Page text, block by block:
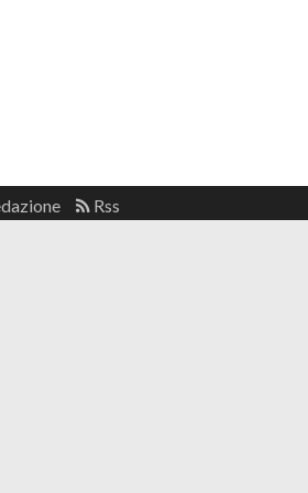
Rss